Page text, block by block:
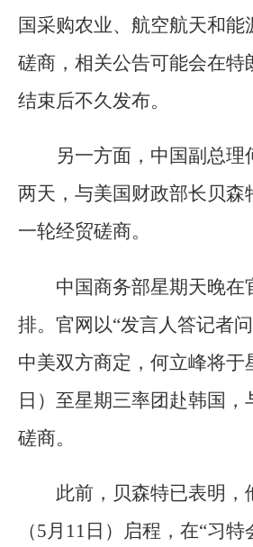
国采购农业、航空航天和能
磋商，相关公告可能会在特
结束后不久发布。
另一方面，中国副总理
两天，与美国财政部长贝森
一轮经贸磋商。
中国商务部星期天晚在
排。官网以“发言人答记者
中美双方商定，何立峰将于
日）至星期三率团赴韩国，
磋商。
此前，贝森特已表明，
（5月11日）启程，在“习